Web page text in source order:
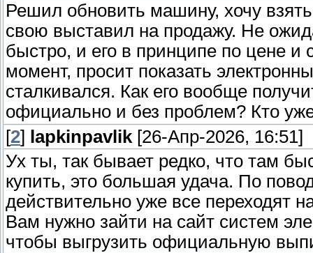
Решил обновить машину, хочу
свою выставил на продажу. Не
быстро, и его в принципе по цене и
момент, просит показать
сталкивался. Как его вообще
официально и без проблем? Кто
[2] lapkinpavlik [26-Апр-2026, 16:51]
Ух ты, так бывает редко, что там
купить, это большая удача. По
действительно уже все переходят
Вам нужно зайти на сайт систем
чтобы выгрузить официальную